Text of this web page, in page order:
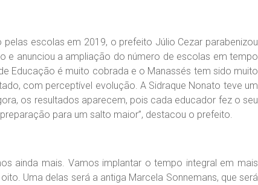
escolas em 2019, o prefeito Júlio Cezar parabenizou
e anunciou a ampliação do número de escolas em tempo
Educação é muito cobrada e o Manassés tem sido muito
com perceptível evolução. A Sidraque Nonato teve um
os resultados aparecem, pois cada educador fez o seu
para um salto maior”, destacou o prefeito.
ainda mais. Vamos implantar o tempo integral em mais
Uma delas será a antiga Marcela Sonnemans, que será